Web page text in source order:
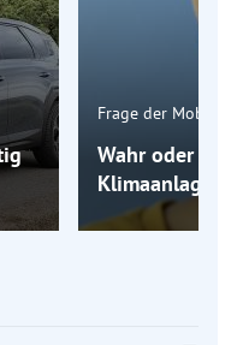
Frage der
Wahr oder
Klimaanlage